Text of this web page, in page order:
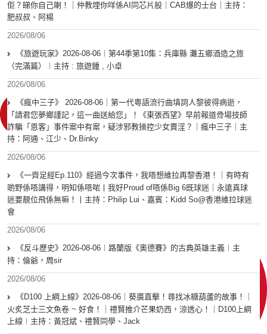
佢？睇你自己喇！｜仲教埋你咩係AI同芯片股｜CAB爆的士台｜主持：
肥叔叔、阿楊
2026/08/06
《旅遊玩家》2026-08-06︱第44季第10集：兵庫縣 灘五鄉酒造之旅
（完滿篇）︱主持 : 旅遊鍾 , 小卓
2026/08/06
《瘋中三子》 2026-08-06｜第一代粵語流行曲填詞人黎彼得病逝，
「請君您夢鄉謹記，這一曲送給您」！《東張西望》早前報道骨場技師
詐騙「恩客」事件案中有案，疑涉邪教操控少女賣淫？｜瘋中三子｜主
持：阿通、江少、Dr.Binky
2026/08/06
《一齊足經Ep.110》經過今次事件，我唔想維拉再黎香港！｜有時有
啲野係唔講得，明知係唔啱丨我好Proud of唔係Big 6既球迷｜永遠真球
迷要靚位飛係無嘛！丨主持：Philip Lui、嘉賓：Kidd So@香港維拉球迷
會
2026/08/06
《反斗歷史》2026-08-06︱路蘭版《奧德賽》的古典英雄主義︱主
持：倫爺，周sir
2026/08/06
《D100 上綱上線》2026-08-06｜葵廣直擊！尋找冰糖葫蘆的故事！｜
火炙芝士三文魚卷 ~ 好食！｜禮賢推介芒果奶西，涼透心！｜D100上綱
上線︱主持：黃冠斌、禮賢同學、Jack